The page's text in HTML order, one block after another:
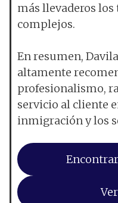
más llevaderos
complejos.
En resumen,
altamente
profesionalismo,
servicio al cliente
inmigración y los